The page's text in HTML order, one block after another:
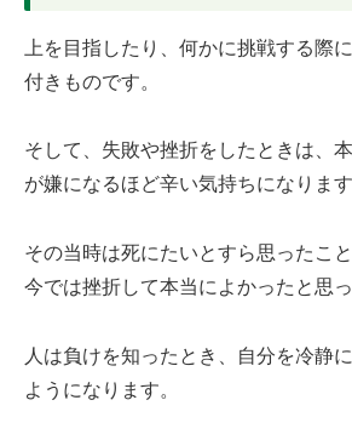
上を目指したり、何かに挑戦する際
付きものです。
そして、失敗や挫折をしたときは、
が嫌になるほど辛い気持ちになります
その当時は死にたいとすら思ったこ
今では挫折して本当によかったと思っ
人は負けを知ったとき、自分を冷静
ようになります。